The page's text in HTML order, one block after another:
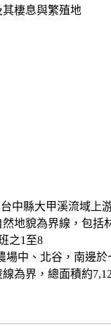
棲息與繁殖地
中縣大甲溪流域上
地貌為界線，包括
之1至8
場中、北谷，南邊
為界，總面積約